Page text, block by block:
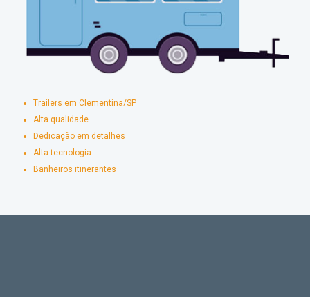
Trailers em Clementina/SP
Alta qualidade
Dedicação em detalhes
Alta tecnologia
Banheiros itinerantes